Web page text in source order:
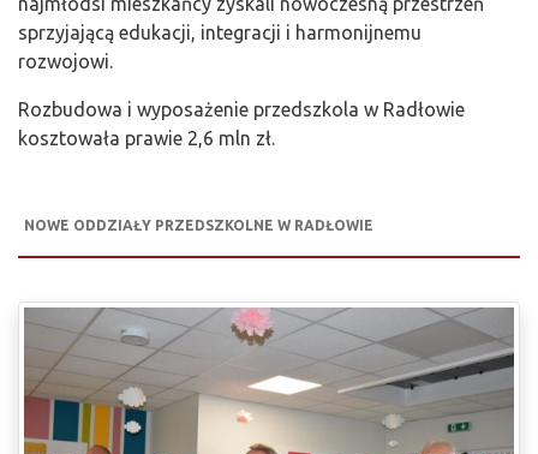
sprzyjającą edukacji, integracji i harmonijnemu
rozwojowi.
Rozbudowa i wyposażenie przedszkola w Radłowie
kosztowała prawie 2,6 mln zł.
NOWE ODDZIAŁY PRZEDSZKOLNE W RADŁOWIE